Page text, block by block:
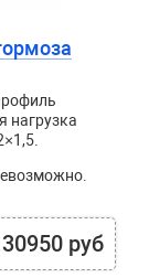
нагрузка
30950 руб